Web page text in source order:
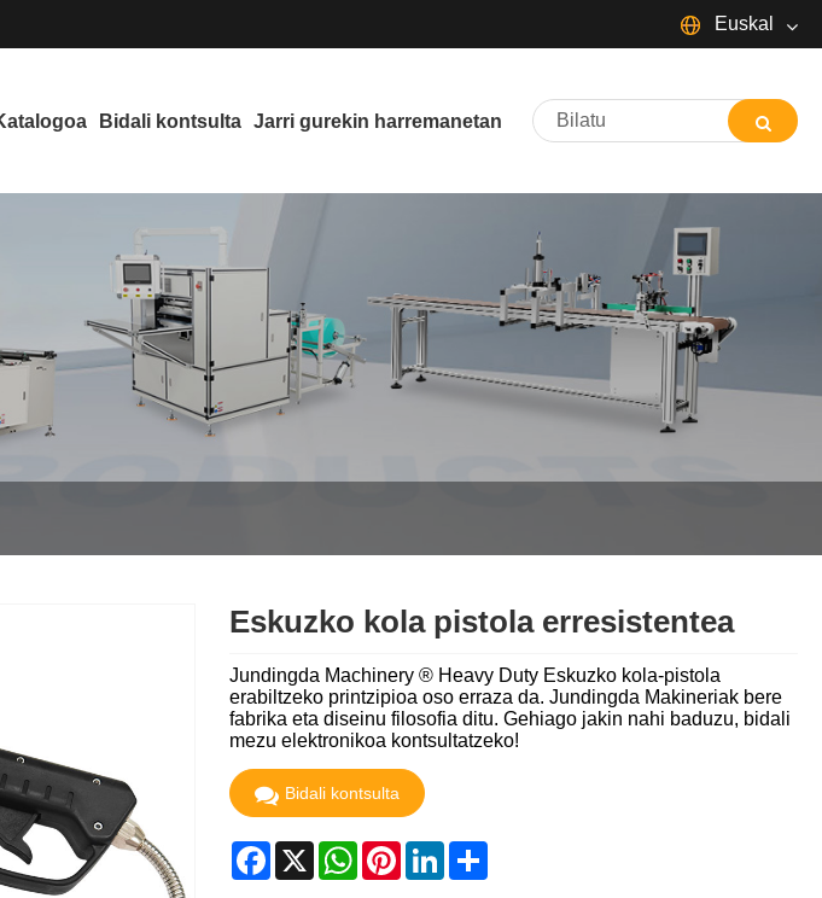
Euskal
Français 日本語 Deutsch
Italiano Nederlands ภาษาไทย
Svenska magyar
বাংলা ভাষার Dansk Suomi
Pilipino Türkçe Gaeilge
தமிழ் తెలుగు नेपाली
български ລາວ Latine
Euskal
Azərbaycan
Slovenský jazyk
Lietuvos Eesti Keel
मराठी
Bidali kontsulta Jarri gurekin harremanetan
Eskuzko kola pistola erresistentea
Jundingda Machinery ® Heavy Duty Eskuzko kola-pistola
erabiltzeko printzipioa oso erraza da. Jundingda Makineriak bere
fabrika eta diseinu filosofia ditu. Gehiago jakin nahi baduzu, bidali
mezu elektronikoa kontsultatzeko!
Bidali kontsulta
Facebook
X WhatsApp
PinterestLinkedInShare